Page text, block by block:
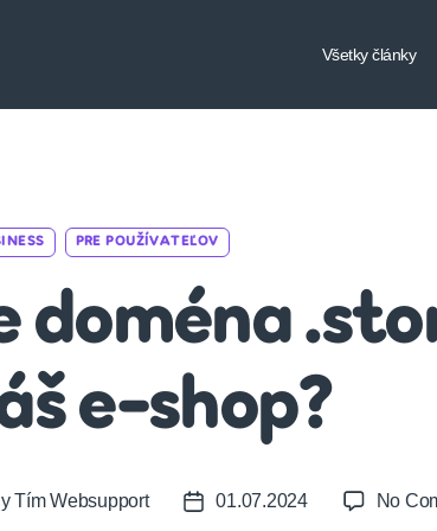
Všetky články
PRE POUŽÍVATEĽOV
doména
e-shop?
Tím Websupport
Post01.07.2024 No